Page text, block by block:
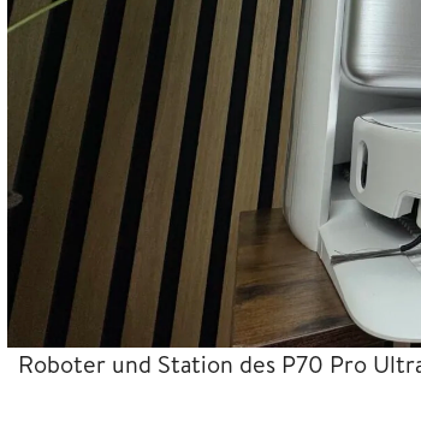
Roboter und Station des P70 Pro